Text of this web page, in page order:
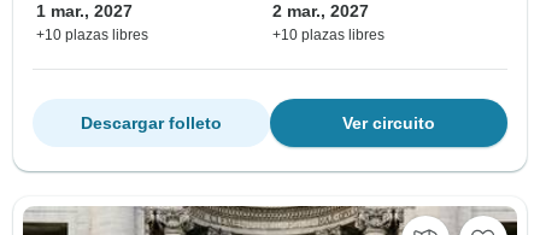
1 mar., 2027
+10 plazas libres
2 mar., 2027
+10 plazas libres
Ver circuito
Descargar folleto